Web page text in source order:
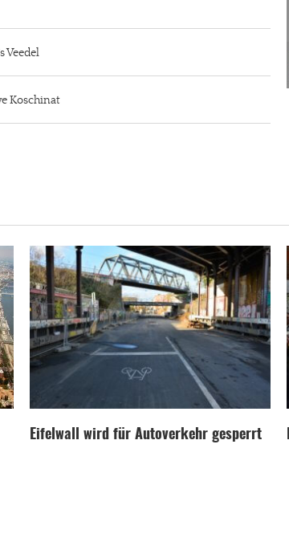
Veedel
Koschinat
Eifelwall wird für Autoverkehr gesperrt